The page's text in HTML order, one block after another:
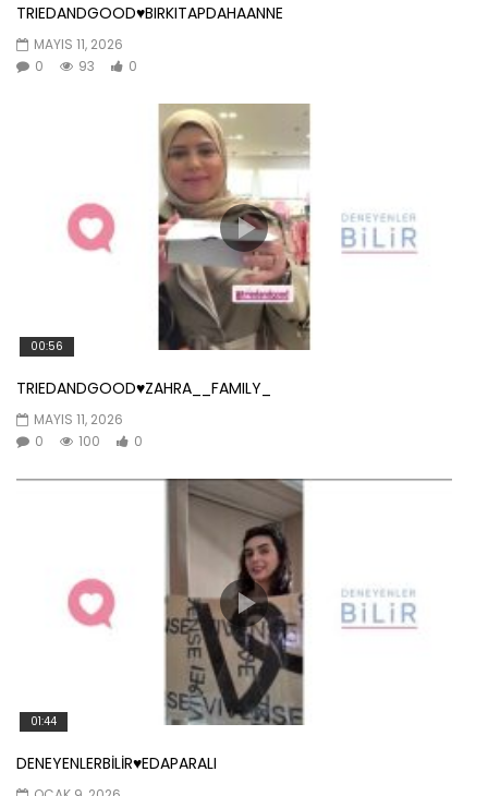
TRIEDANDGOOD♥️BIRKITAPDAHAANNE
MAYIS 11, 2026
0
93 0
00:56
TRIEDANDGOOD♥️ZAHRA__FAMILY_
MAYIS 11, 2026
0
100 0
01:44
DENEYENLERBİLİR♥️EDAPARALI